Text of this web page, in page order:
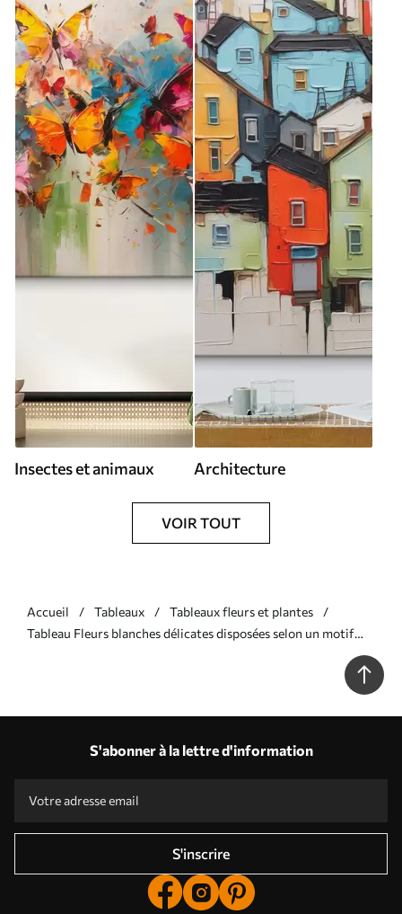
Insectes et animaux Architecture
VOIR TOUT
Accueil Tableaux
Tableaux fleurs et plantes
Tableau Fleurs blanches délicates disposées selon un motif
S'abonner à la lettre d'information
S'inscrire